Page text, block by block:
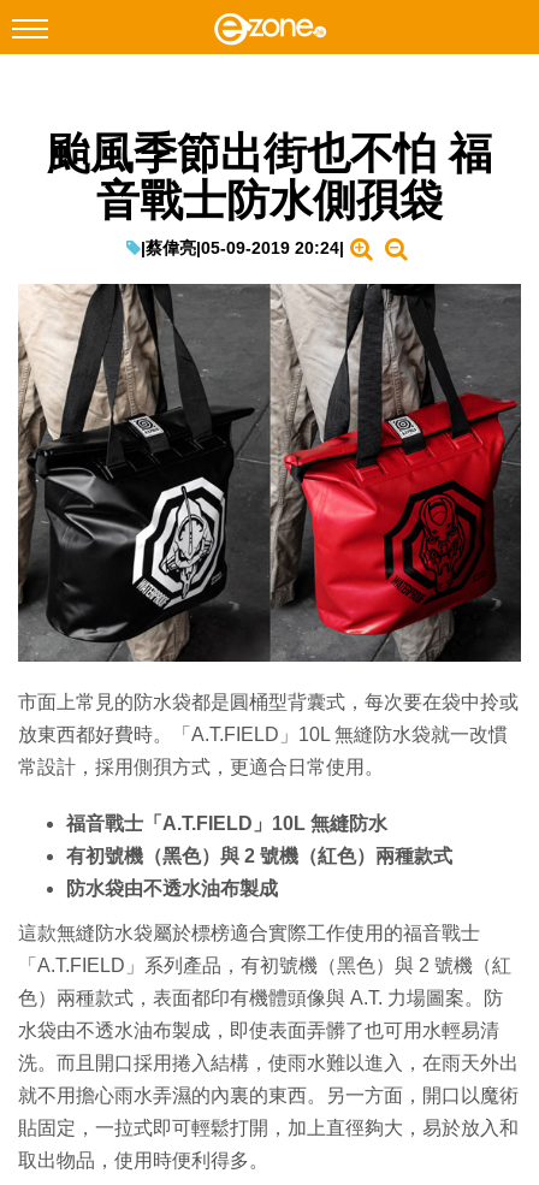
Facebook Instagram
遊戲動漫
教學評測
EduTech
IT Times
生成式AI與雲端應用
Enterprise Digital Transformation
特集
颱風季節出街也不怕 福
音戰士防水側孭袋
|蔡偉亮|05-09-2019 20:24|
市面上常見的防水袋都是圓桶型背囊式，每次要在袋中拎或
放東西都好費時。「A.T.FIELD」10L 無縫防水袋就一改慣
常設計，採用側孭方式，更適合日常使用。
福音戰士「A.T.FIELD」10L 無縫防水
有初號機（黑色）與 2 號機（紅色）兩種款式
防水袋由不透水油布製成
這款無縫防水袋屬於標榜適合實際工作使用的福音戰士
「A.T.FIELD」系列產品，有初號機（黑色）與 2 號機（紅
色）兩種款式，表面都印有機體頭像與 A.T. 力場圖案。防
水袋由不透水油布製成，即使表面弄髒了也可用水輕易清
洗。而且開口採用捲入結構，使雨水難以進入，在雨天外出
就不用擔心雨水弄濕的內裏的東西。另一方面，開口以魔術
貼固定，一拉式即可輕鬆打開，加上直徑夠大，易於放入和
取出物品，使用時便利得多。